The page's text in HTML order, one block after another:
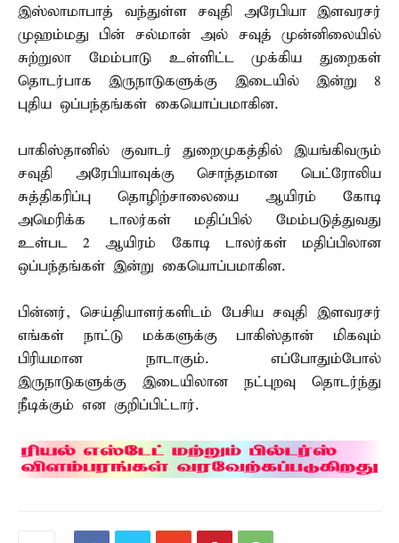
இஸ்லாமாபாத் வந்துள்ள சவுதி அரேபியா இளவரசர்
முஹம்மது பின் சல்மான் அல் சவுத் முன்னிலையில்
சுற்றுலா மேம்பாடு உள்ளிட்ட முக்கிய துறைகள்
தொடர்பாக இருநாடுகளுக்கு இடையில் இன்று 8
புதிய ஒப்பந்தங்கள் கையொப்பமாகின.
பாகிஸ்தானில் குவாடர் துறைமுகத்தில் இயங்கிவரும்
சவுதி அரேபியாவுக்கு சொந்தமான பெட்ரோலிய
சுத்திகரிப்பு தொழிற்சாலையை ஆயிரம் கோடி
அமெரிக்க டாலர்கள் மதிப்பில் மேம்படுத்துவது
உள்பட 2 ஆயிரம் கோடி டாலர்கள் மதிப்பிலான
ஒப்பந்தங்கள் இன்று கையொப்பமாகின.
பின்னர், செய்தியாளர்களிடம் பேசிய சவுதி இளவரசர்
எங்கள் நாட்டு மக்களுக்கு பாகிஸ்தான் மிகவும்
பிரியமான நாடாகும். எப்போதும்போல்
இருநாடுகளுக்கு இடையிலான நட்புறவு தொடர்ந்து
நீடிக்கும் என குறிப்பிட்டார்.